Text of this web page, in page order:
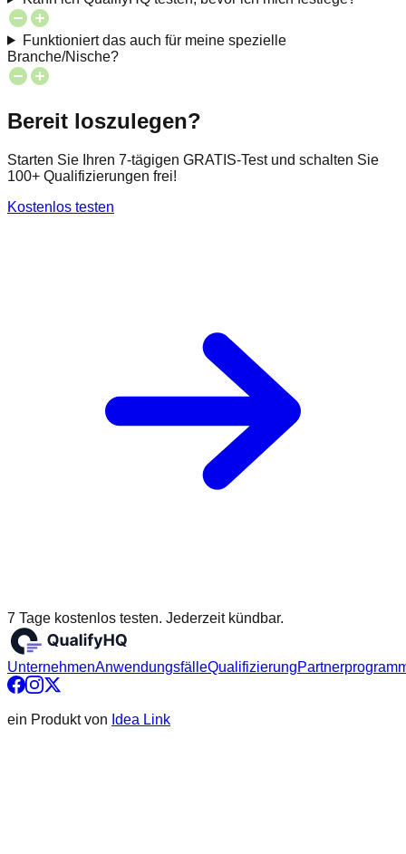
Funktioniert das auch für meine spezielle
Branche/Nische?
Bereit loszulegen?
Starten Sie Ihren 7-tägigen GRATIS-Test und schalten Sie
100+ Qualifizierungen frei!
Kostenlos testen
7 Tage kostenlos testen. Jederzeit kündbar.
UnternehmenAnwendungsfälleQualifizierung
ein Produkt von Idea Link